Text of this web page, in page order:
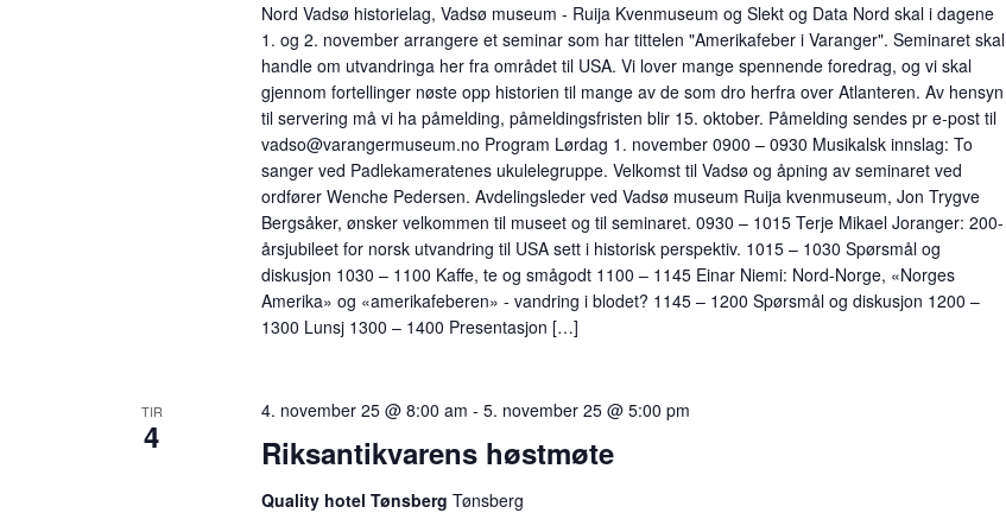
Nord Vadsø historielag, Vadsø museum - Ruija Kvenmuseum og Slekt og Data Nord skal i dagene
1. og 2. november arrangere et seminar som har tittelen "Amerikafeber i Varanger". Seminaret skal
handle om utvandringa her fra området til USA. Vi lover mange spennende foredrag, og vi skal
gjennom fortellinger nøste opp historien til mange av de som dro herfra over Atlanteren. Av hensyn
til servering må vi ha påmelding, påmeldingsfristen blir 15. oktober. Påmelding sendes pr e-post til
vadso@varangermuseum.no Program Lørdag 1. november 0900 – 0930 Musikalsk innslag: To
sanger ved Padlekameratenes ukulelegruppe. Velkomst til Vadsø og åpning av seminaret ved
ordfører Wenche Pedersen. Avdelingsleder ved Vadsø museum Ruija kvenmuseum, Jon Trygve
Bergsåker, ønsker velkommen til museet og til seminaret. 0930 – 1015 Terje Mikael Joranger: 200-
årsjubileet for norsk utvandring til USA sett i historisk perspektiv. 1015 – 1030 Spørsmål og
diskusjon 1030 – 1100 Kaffe, te og smågodt 1100 – 1145 Einar Niemi: Nord-Norge, «Norges
Amerika» og «amerikafeberen» - vandring i blodet? 1145 – 1200 Spørsmål og diskusjon 1200 –
1300 Lunsj 1300 – 1400 Presentasjon […]
TIR
4 Riksantikvarens høstmøte
4. november 25 @ 8:00 am - 5. november 25 @ 5:00 pm
Quality hotel Tønsberg Tønsberg